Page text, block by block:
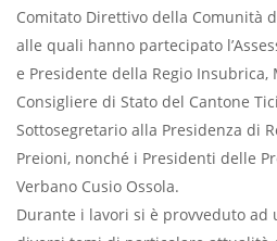
Comitato Direttivo della Comunità
alle quali hanno partecipato
e Presidente della Regio Insubrica,
Consigliere di Stato del Cantone
Sottosegretario alla Presidenza di
Preioni, nonché i Presidenti delle
Verbano Cusio Ossola.
Durante i lavori si è provveduto ad